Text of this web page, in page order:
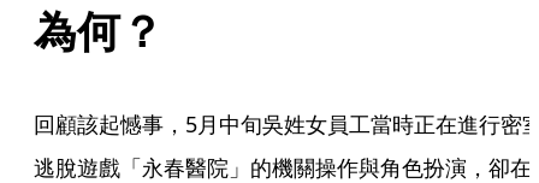
為何？
回顧該起憾事，5月中旬吳姓女員工當時正在進行密
逃脫遊戲「永春醫院」的機關操作與角色扮演，卻在